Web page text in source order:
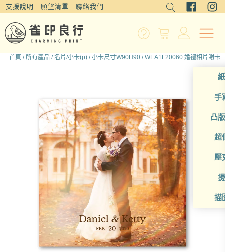
支援說明 願望清單 聯絡我們
手
凸
超
壓
描
首頁 /所有產品 /名片/小卡(p) /小卡尺寸W90H90 / WEA1L20060 婚禮相片謝卡